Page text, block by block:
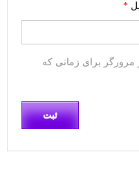
*
مرورگر برای زمانی که